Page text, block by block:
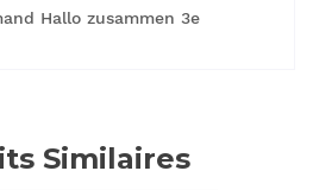
Hallo zusammen 3e
Similaires